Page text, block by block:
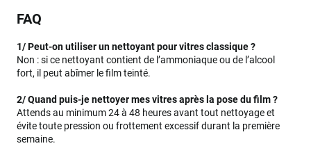
FAQ
1/ Peut-on utiliser un nettoyant pour vitres classique ?
Non : si ce nettoyant contient de l’ammoniaque ou de l’alcool
fort, il peut abîmer le film teinté.
2/ Quand puis-je nettoyer mes vitres après la pose du film ?
Attends au minimum 24 à 48 heures avant tout nettoyage et
évite toute pression ou frottement excessif durant la première
semaine.